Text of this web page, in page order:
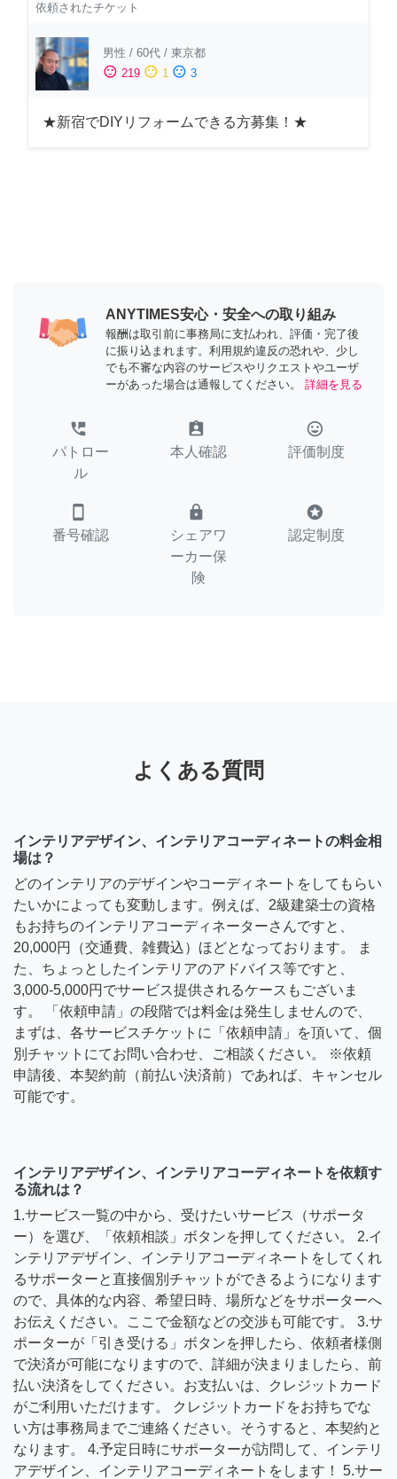
依頼されたチケット
男性 / 60代 / 東京都
sentiment_satisfied 219 sentiment_neutral 1 sentiment_dissatisfied 3
★新宿でDIYリフォームできる方募集！★
ANYTIMES安心・安全への取り組み
報酬は取引前に事務局に支払われ、評価・完了後
に振り込まれます。利用規約違反の恐れや、少し
でも不審な内容のサービスやリクエストやユーザ
ーがあった場合は通報してください。
詳細を見る
perm_phone_msg
パトロー
ル
assignment_ind
本人確認
tag_faces
評価制度
smartphone
番号確認
lock
シェアワ
ーカー保
険
stars
認定制度
よくある質問
インテリアデザイン、インテリアコーディネートの料金相
場は？
どのインテリアのデザインやコーディネートをしてもらい
たいかによっても変動します。例えば、2級建築士の資格
もお持ちのインテリアコーディネーターさんですと、
20,000円（交通費、雑費込）ほどとなっております。 ま
た、ちょっとしたインテリアのアドバイス等ですと、
3,000-5,000円でサービス提供されるケースもございま
す。 「依頼申請」の段階では料金は発生しませんので、
まずは、各サービスチケットに「依頼申請」を頂いて、個
別チャットにてお問い合わせ、ご相談ください。 ※依頼
申請後、本契約前（前払い決済前）であれば、キャンセル
可能です。
インテリアデザイン、インテリアコーディネートを依頼す
る流れは？
1.サービス一覧の中から、受けたいサービス（サポータ
ー）を選び、「依頼相談」ボタンを押してください。 2.イ
ンテリアデザイン、インテリアコーディネートをしてくれ
るサポーターと直接個別チャットができるようになります
ので、具体的な内容、希望日時、場所などをサポーターへ
お伝えください。ここで金額などの交渉も可能です。 3.サ
ポーターが「引き受ける」ボタンを押したら、依頼者様側
で決済が可能になりますので、詳細が決まりましたら、前
払い決済をしてください。お支払いは、クレジットカード
がご利用いただけます。 クレジットカードをお持ちでな
い方は事務局までご連絡ください。そうすると、本契約と
なります。 4.予定日時にサポーターが訪問して、インテリ
アデザイン、インテリアコーディネートをします！ 5.サー